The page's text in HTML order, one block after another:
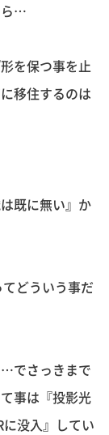
ら…
を保つ事を止
移住するのは
既に無い』か
どういう事だ
でさっきまで
事は『投影光
没入』してい